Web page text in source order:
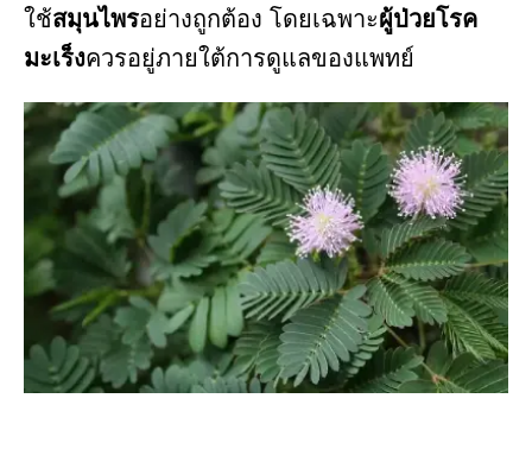
ใช้สมุนไพรอย่างถูกต้อง โดยเฉพาะผู้ป่วยโรค
มะเร็งควรอยู่ภายใต้การดูแลของแพทย์